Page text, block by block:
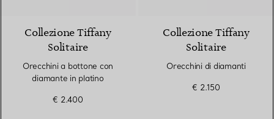
Collezione Tiffany
Solitaire
Orecchini a bottone con
diamante in platino
€ 2.400
Collezione Tiffany
Solitaire
Orecchini di diamanti
€ 2.150